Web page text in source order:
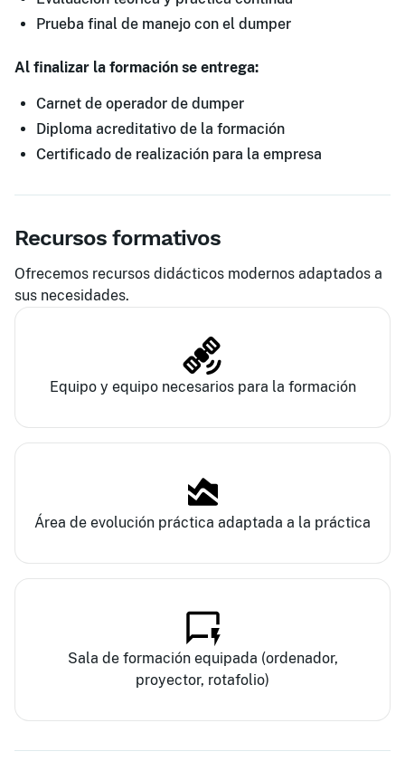
Prueba final de manejo con el dumper
Al finalizar la formación se entrega:
Carnet de operador de dumper
Diploma acreditativo de la formación
Certificado de realización para la empresa
Recursos formativos
Ofrecemos recursos didácticos modernos adaptados a
sus necesidades.
Equipo y equipo necesarios para la formación
Área de evolución práctica adaptada a la práctica
Sala de formación equipada (ordenador,
proyector, rotafolio)